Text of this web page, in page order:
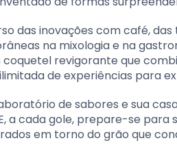
das inovações com café,
na mixologia e na
revigorante que
de experiências para
de sabores e sua
a cada gole, prepare-se
em torno do grão que